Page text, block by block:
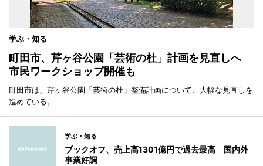
学ぶ・知る
町田市、芹ヶ谷公園「芸術の杜」計画を見直しへ
市民ワークショップ開催も
町田市は、芹ヶ谷公園「芸術の杜」整備計画について、大幅な見直しを
進めている。
学ぶ・知る
ブックオフ、売上高1301億円で過去最高 国内外
事業好調